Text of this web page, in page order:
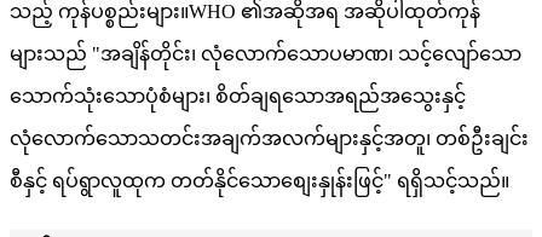
သည့် ကုန်ပစ္စည်းများ။WHO ၏အဆိုအရ အဆိုပါထုတ်ကုန်
များသည် "အချိန်တိုင်း၊ လုံလောက်သောပမာဏ၊ သင့်လျော်သော
သောက်သုံးသောပုံစံများ၊ စိတ်ချရသောအရည်အသွေးနှင့်
လုံလောက်သောသတင်းအချက်အလက်များနှင့်အတူ၊ တစ်ဦးချင်း
စီနှင့် ရပ်ရွာလူထုက တတ်နိုင်သောစျေးနှုန်းဖြင့်" ရရှိသင့်သည်။